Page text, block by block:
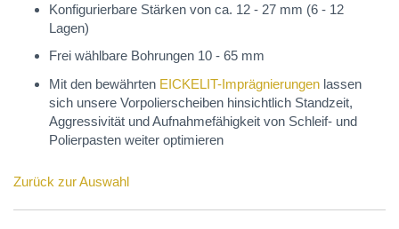
Konfigurierbare Stärken von ca. 12 - 27 mm (6 - 12
Lagen)
Frei wählbare Bohrungen 10 - 65 mm
Mit den bewährten EICKELIT-Imprägnierungen lassen
sich unsere Vorpolierscheiben hinsichtlich Standzeit,
Aggressivität und Aufnahmefähigkeit von Schleif- und
Polierpasten weiter optimieren
Zurück zur Auswahl